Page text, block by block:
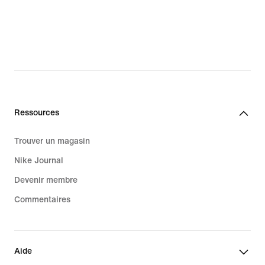
Ressources
Trouver un magasin
Nike Journal
Devenir membre
Commentaires
Aide